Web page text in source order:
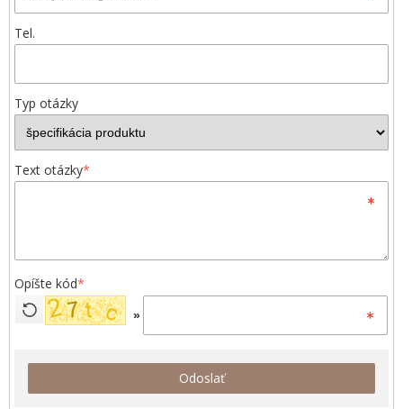
Tel.
Typ otázky
Text otázky*
Opíšte kód*
»
Odoslať